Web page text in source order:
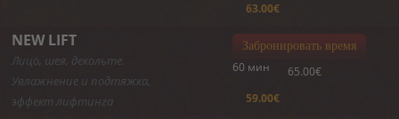
63.00€
NEW LIFT
Лицо, шея, декольте.
Увлажнение и подтяжка,
эффект лифтинга
Забронировать время
60 мин
65.00€
59.00€